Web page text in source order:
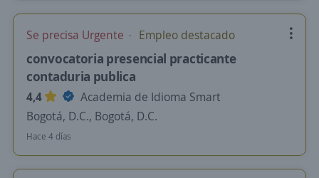
Se precisa Urgente Empleo destacado
convocatoria presencial practicante
contaduria publica
4,4
Academia de Idioma Smart
Bogotá, D.C., Bogotá, D.C.
Hace 4 días